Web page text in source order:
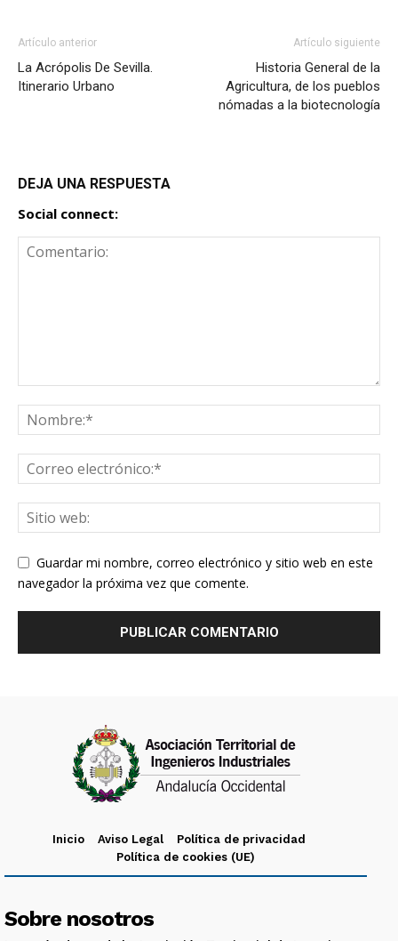
Artículo anterior
La Acrópolis De Sevilla.
Itinerario Urbano
Artículo siguiente
Historia General de la
Agricultura, de los pueblos
nómadas a la biotecnología
DEJA UNA RESPUESTA
Social connect:
Guardar mi nombre, correo electrónico y sitio web en este
navegador la próxima vez que comente.
Inicio Aviso Legal
Política de privacidad
Política de cookies (UE)
Sobre nosotros